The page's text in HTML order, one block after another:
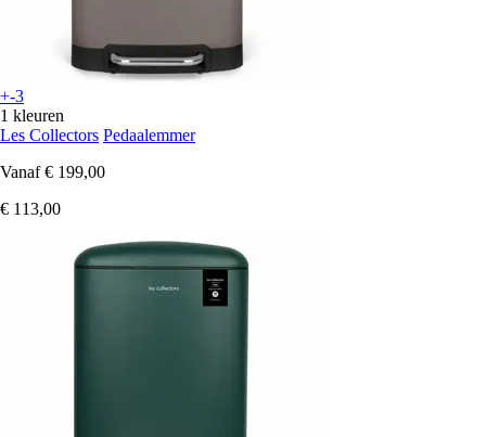
+-3
1 kleuren
Les Collectors Pedaalemmer
Vanaf € 199,00
€ 113,00